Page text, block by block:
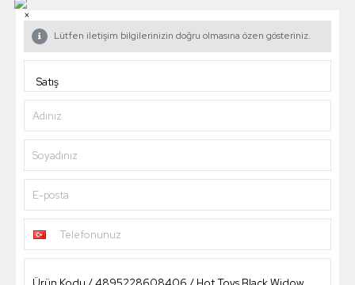
×
Lütfen iletişim bilgilerinizin doğru olmasına özen gösteriniz.
Adınız
Soyadınız
E-posta
Telefonunuz